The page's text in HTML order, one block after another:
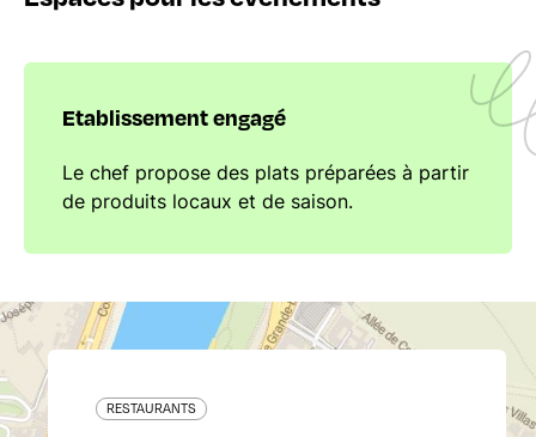
Etablissement engagé
Le chef propose des plats préparées à partir
de produits locaux et de saison.
RESTAURANTS